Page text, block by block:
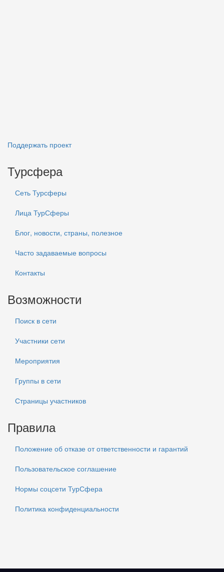
Поддержать проект
Турсфера
Сеть Турсферы
Лица ТурСферы
Блог, новости, страны, полезное
Часто задаваемые вопросы
Контакты
Возможности
Поиск в сети
Участники сети
Мероприятия
Группы в сети
Страницы участников
Правила
Положение об отказе от ответственности и гарантий
Пользовательское соглашение
Нормы соцсети ТурСфера
Политика конфиденциальности